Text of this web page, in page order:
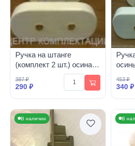
Ручка на штанге
(комплект 2 шт.) осина
387 ₽
290 ₽
453 ₽
340 ₽
В наличии В